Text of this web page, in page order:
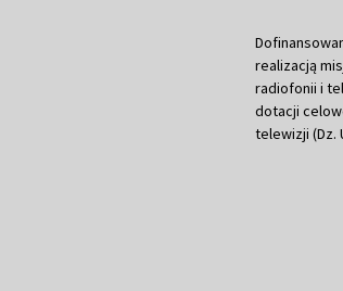
realizacją
radiofonii i
dotacji
telewizji (Dz.